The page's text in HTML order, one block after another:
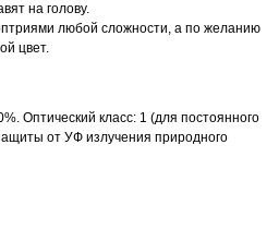
на голову.
любой сложности, а по желанию
цвет.
Оптический класс: 1 (для постоянного
от УФ излучения природного